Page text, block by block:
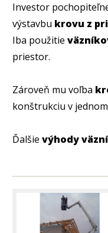
Investor
výstavbu krovu z
Iba použitie
priestor.
Zároveň mu voľba
konštrukciu v
Ďalšie výhody